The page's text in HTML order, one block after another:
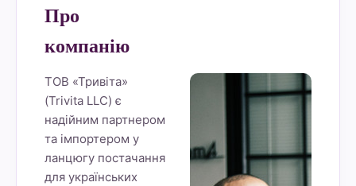
Про
компанію
ТОВ «Тривіта»
(Trivita LLC) є
надійним партнером
та імпортером у
ланцюгу постачання
для українських